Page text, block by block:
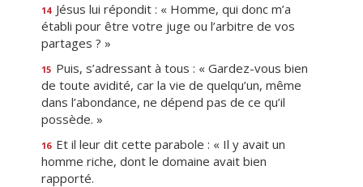
14 Jésus lui répondit : « Homme, qui donc m’a
établi pour être votre juge ou l’arbitre de vos
partages ? »
15 Puis, s’adressant à tous : « Gardez-vous bien
de toute avidité, car la vie de quelqu’un, même
dans l’abondance, ne dépend pas de ce qu’il
possède. »
16 Et il leur dit cette parabole : « Il y avait un
homme riche, dont le domaine avait bien
rapporté.